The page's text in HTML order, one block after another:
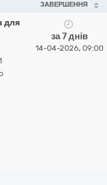
ЗАВЕРШЕННЯ
для
за 7 днів
14-04-2026, 09:00